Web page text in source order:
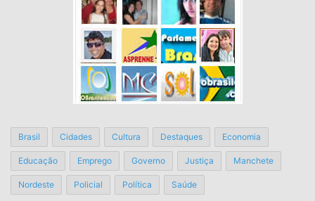
Brasil Cidades Cultura Destaques Economia
Educação Emprego Governo Justiça Manchete
Nordeste Policial Política Saúde